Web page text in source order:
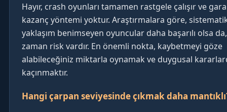
Hayır, crash oyunları tamamen rastgele çalışır ve
kazanç yöntemi yoktur. Araştırmalara göre,
yaklaşım benimseyen oyuncular daha başarılı olsa
zaman risk vardır. En önemli nokta, kaybetmeyi göze
alabileceğiniz miktarla oynamak ve duygusal
kaçınmaktır.
Hangi çarpan seviyesinde çıkmak daha